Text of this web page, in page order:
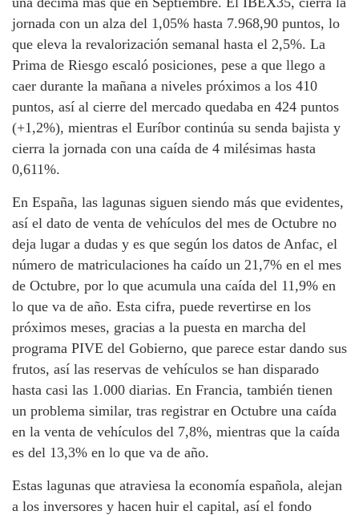
jornada con un alza del 1,05% hasta 7.968,90 puntos, lo
que eleva la revalorización semanal hasta el 2,5%. La
Prima de Riesgo escaló posiciones, pese a que llego a
caer durante la mañana a niveles próximos a los 410
puntos, así al cierre del mercado quedaba en 424 puntos
(+1,2%), mientras el Euríbor continúa su senda bajista y
cierra la jornada con una caída de 4 milésimas hasta
0,611%.
En España, las lagunas siguen siendo más que evidentes,
así el dato de venta de vehículos del mes de Octubre no
deja lugar a dudas y es que según los datos de Anfac, el
número de matriculaciones ha caído un 21,7% en el mes
de Octubre, por lo que acumula una caída del 11,9% en
lo que va de año. Esta cifra, puede revertirse en los
próximos meses, gracias a la puesta en marcha del
programa PIVE del Gobierno, que parece estar dando sus
frutos, así las reservas de vehículos se han disparado
hasta casi las 1.000 diarias. En Francia, también tienen
un problema similar, tras registrar en Octubre una caída
en la venta de vehículos del 7,8%, mientras que la caída
es del 13,3% en lo que va de año.
Estas lagunas que atraviesa la economía española, alejan
a los inversores y hacen huir el capital, así el fondo